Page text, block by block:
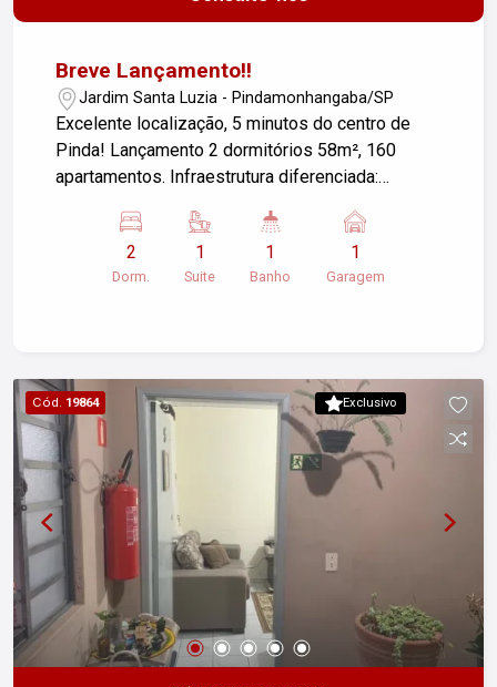
Breve Lançamento!!
Jardim Santa Luzia - Pindamonhangaba/SP
Excelente localização, 5 minutos do centro de
Pinda! Lançamento 2 dormitórios 58m², 160
apartamentos. Infraestrutura diferenciada:
alumínio branca, infraestrutura seca para ar
condicionado suíte e sala, medidores de água,
luz e gás individualizados, mercadinho autônomo,
sala E-Commerce, portaria 24 horas.
2
Dorm.
1
Suite
1
Banho
1
Garagem
Exclusivo
Cód. 19864